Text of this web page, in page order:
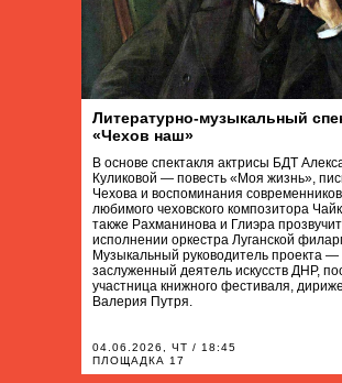
В основе спектакля актрисы БДТ
Куликовой — повесть «Моя жизнь»,
Чехова и воспоминания
любимого чеховского композитора
также Рахманинова и Глиэра
исполнении оркестра Луганской
Музыкальный руководитель проекта —
заслуженный деятель искусств ДНР,
участница книжного фестиваля,
Валерия Путря.
Литературно-музыкальный
«Чехов наш»
04.06.2026, ЧТ / 18:45
ПЛОЩАДКА 17